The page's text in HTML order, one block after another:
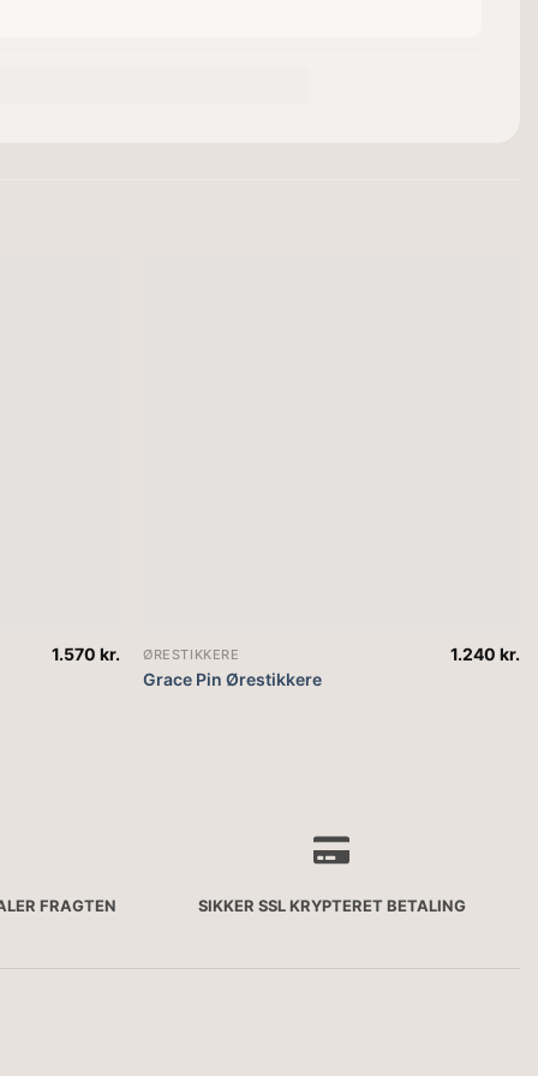
1.570 kr. ØRESTIKKERE
Grace Pin Ørestikkere
1.240kr.
FRAGTEN SIKKER SSL KRYPTERET BETALING